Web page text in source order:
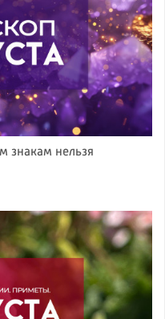
знакам нельзя